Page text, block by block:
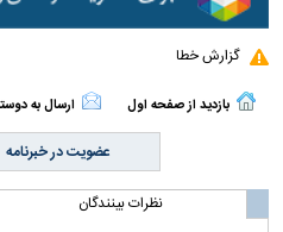
گزارش خطا
بازدید از صفحه اول ارسال به
عضویت در خبرنامه
نظرات بینندگان